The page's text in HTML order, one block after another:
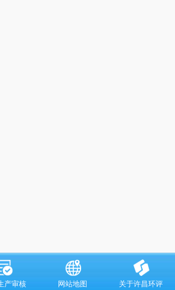
产审核 网站地图 关于许昌环评